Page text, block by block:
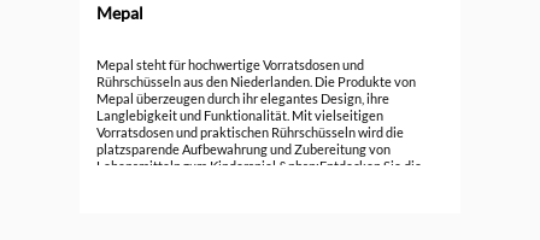
Mepal
Mepal steht für hochwertige Vorratsdosen und
Rührschüsseln aus den Niederlanden. Die Produkte von
Mepal überzeugen durch ihr elegantes Design, ihre
Langlebigkeit und Funktionalität. Mit vielseitigen
Vorratsdosen und praktischen Rührschüsseln wird die
platzsparende Aufbewahrung und Zubereitung von
Lebensmitteln zum Kinderspiel.&nbsp;Entdecken Sie die